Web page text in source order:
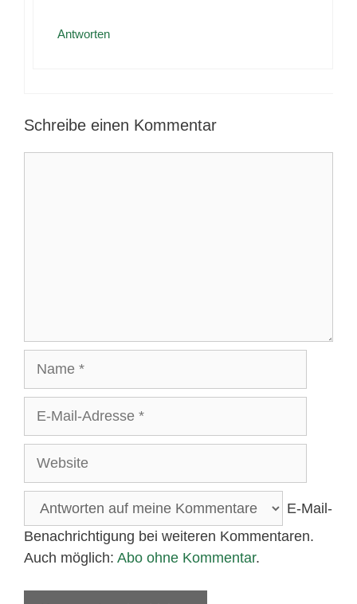
Antworten
Schreibe einen Kommentar
Adresse
Website
E-Mail-
Benachrichtigung bei weiteren Kommentaren.
Auch möglich: Abo ohne Kommentar.